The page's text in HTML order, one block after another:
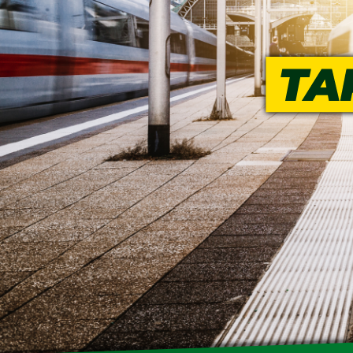
TARIF
SERVICE
MITGLIEDSCHAFT
PRESSE